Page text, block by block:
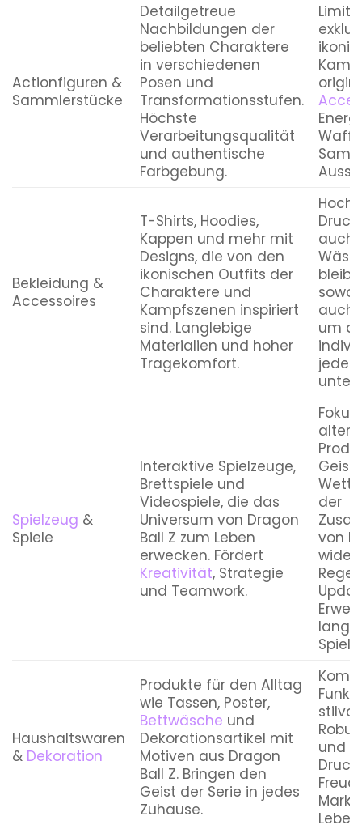
Actionfiguren &
Sammlerstücke
Detailgetreue
Nachbildungen der
beliebten Charaktere
in verschiedenen
Posen und
Transformationsstufen.
Höchste
Verarbeitungsqualität
und authentische
Farbgebung.
Bekleidung &
Accessoires
T-Shirts, Hoodies,
Kappen und mehr mit
Designs, die von den
ikonischen Outfits der
Charaktere und
Kampfszenen inspiriert
sind. Langlebige
Materialien und hoher
Tragekomfort.
auch
auch
um
jedes
Spielzeug &
Spiele
Interaktive Spielzeuge,
Brettspiele und
Videospiele, die das
Universum von Dragon
Ball Z zum Leben
erwecken. Fördert
Kreativität, Strategie
und Teamwork.
Geist
der
von
Haushaltswaren
& Dekoration
Produkte für den Alltag
wie Tassen, Poster,
Bettwäsche und
Dekorationsartikel mit
Motiven aus Dragon
Ball Z. Bringen den
Geist der Serie in jedes
Zuhause.
und